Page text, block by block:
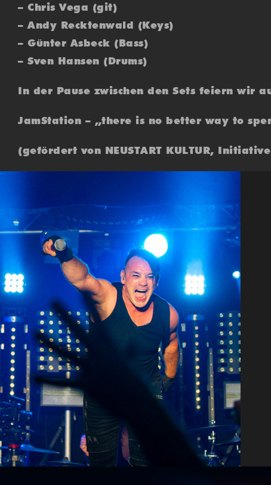
– Chris Vega (git)
– Andy Recktenwald (Keys)
– Günter Asbeck (Bass)
– Sven Hansen (Drums)
In der Pause zwischen den Sets feiern wir
JamStation – „there is no better way to
(gefördert von NEUSTART KULTUR,